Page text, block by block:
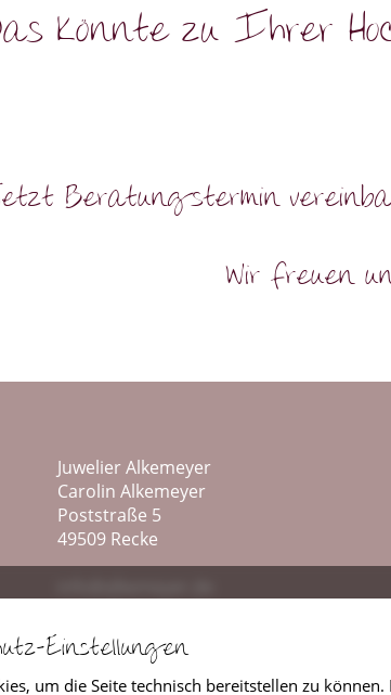
könnte zu Ihrer
Beratungstermin
Wir freuen
Juwelier Alkemeyer
Carolin Alkemeyer
Poststraße 5
49509 Recke
Tel.: 05453 / 3516
Einstellungen
um die Seite technisch bereitstellen zu